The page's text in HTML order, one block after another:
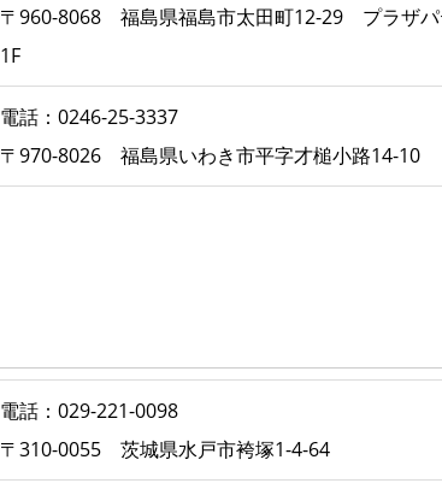
〒960-8068 福島県福島市太田町12-29 プラザパ
1F
電話：0246-25-3337
〒970-8026 福島県いわき市平字才槌小路14-10
電話：029-221-0098
〒310-0055 茨城県水戸市袴塚1-4-64